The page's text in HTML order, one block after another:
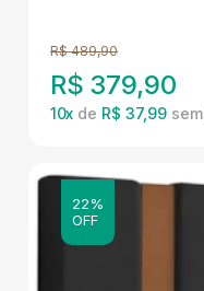
R$ 489,90
R$ 379,90
10x de R$ 37,99
22%
OFF